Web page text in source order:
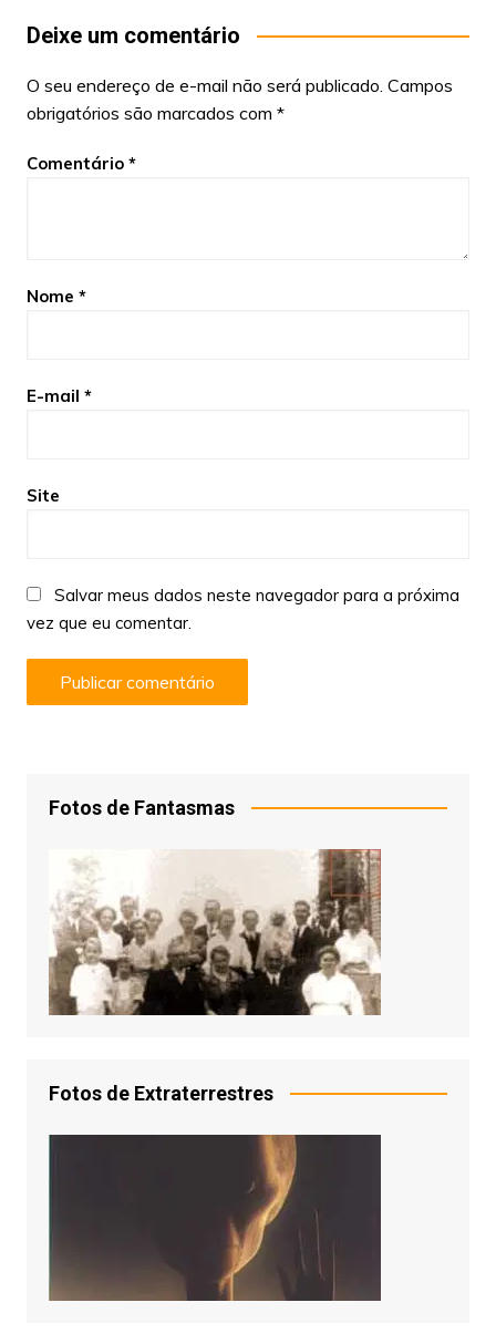
Deixe um comentário
O seu endereço de e-mail não será publicado. Campos
obrigatórios são marcados com *
Comentário *
Nome *
E-mail *
Site
Salvar meus dados neste navegador para a próxima
vez que eu comentar.
Fotos de Fantasmas
Fotos de Extraterrestres